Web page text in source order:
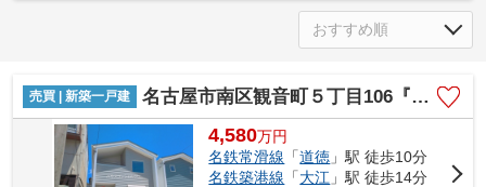
売買 | 新築一戸建 名古屋市南区観音町５丁目106『仲介料無料』新築戸建て 1号棟
4,580万円
名鉄常滑線 「道徳 」駅 徒歩10分
名鉄築港線 「大江 」駅 徒歩14分